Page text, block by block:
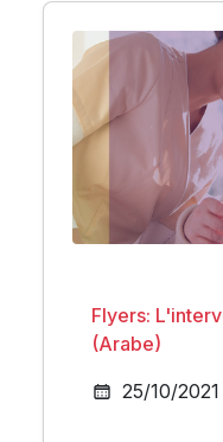
Flyers:
(Arabe)
25/10/2021